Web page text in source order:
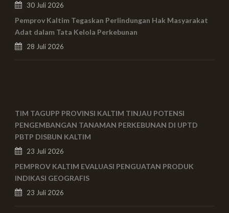
30 Juli 2026
Pemprov Kaltim Tegaskan Perlindungan Hak Masyarakat
Adat dalam Tata Kelola Perkebunan
28 Juli 2026
TIM TAGUPP PROVINSI KALTIM TINJAU POTENSI
PENGEMBANGAN TANAMAN PERKEBUNAN DI UPTD
PBTP DISBUN KALTIM
23 Juli 2026
PEMPROV KALTIM EVALUASI PENGUATAN PRODUK
INDIKASI GEOGRAFIS
23 Juli 2026